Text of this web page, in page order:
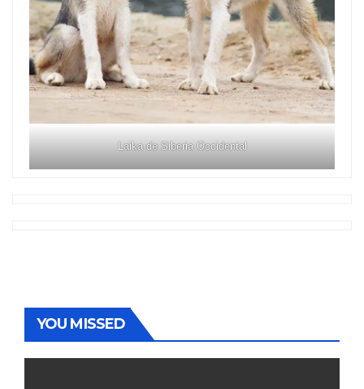
Laika de Siberia Occidental
YOU MISSED